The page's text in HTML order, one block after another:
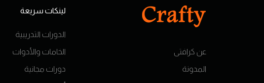
عن كرافتى
المدونة
لينكات سريعة
الدورات التدريبية
الخامات والأدوات
دورات مجانية